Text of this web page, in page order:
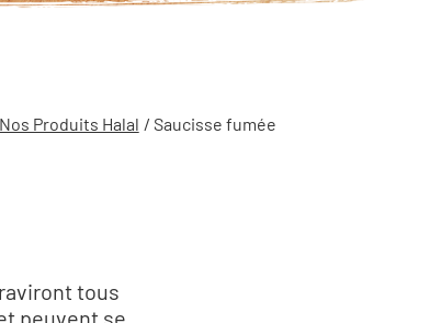
Nos Produits Halal / Saucisse fumée
tous
peuvent se